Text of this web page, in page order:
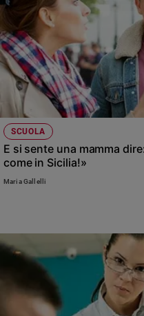
SCUOLA
E si sente una mamma
come in Sicilia!»
Maria Gallelli